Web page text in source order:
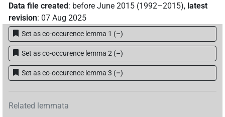
Data file created: before June 2015 (1992–2015), latest
revision: 07 Aug 2025
Set as co-occurence lemma 1 (–)
Set as co-occurence lemma 2 (–)
Set as co-occurence lemma 3 (–)
Related lemmata